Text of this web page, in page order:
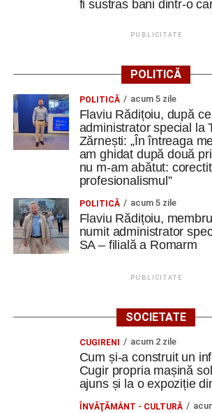
fi sustras bani dintr-o
PUBLICITATE
POLITICĂ
POLITICĂ acum 5 zile
Flaviu Rădițoiu, după
administrator special la
Zărnești: „În întreaga
am ghidat după două
nu m-am abătut:
profesionalismul”
POLITICĂ acum 5 zile
Flaviu Rădițoiu,
numit administrator
SA – filială a Romarm
PUBLICITATE
SOCIETATE
CUGIRENI acum 2 zile
Cum și-a construit un
Cugir propria mașină
ajuns și la o expoziție
ÎNVĂŢĂMÂNT - CULTURĂ